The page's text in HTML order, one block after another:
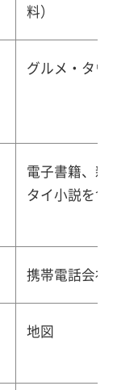
料）
グルメ・タウ
電子書籍、新
タイ小説を含
携帯電話会社
地図